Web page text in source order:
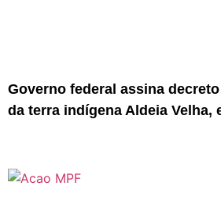
Governo federal assina
da terra indígena Aldeia Velha,